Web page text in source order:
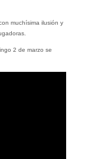
muchísima ilusión y
2 de marzo se